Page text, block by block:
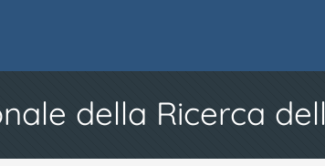
della Ricerca